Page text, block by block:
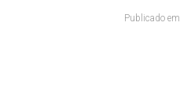
Publicado em